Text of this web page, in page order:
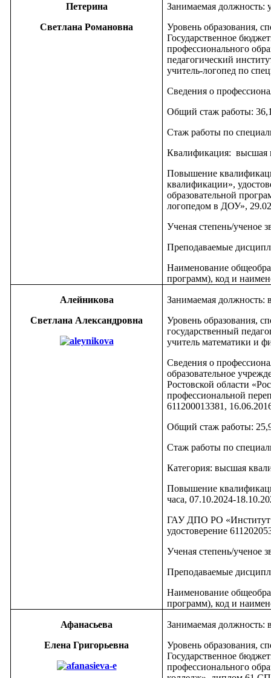
Петерина
Светлана Романовна
Занимаемая должность:
Уровень образования,
Государственное
профессионального
педагогический
учитель-логопед по
Сведения о
Общий стаж работы:
Стаж работы по
Квалификация: высшая
Повышение
квалификации»,
образовательной
логопедом в ДОУ»,
Ученая степень/ученое
Преподаваемые
Наименование
программ), код и
Алейникова
Светлана Александровна
Занимаемая должность:
Уровень образования,
государственный
учитель математики и
Сведения о
образовательное
Ростовской области
профессиональной
611200013381,
Общий стаж работы:
Стаж работы по
Категория: высшая
Повышение
часа, 07.10.2024-
ГАУ ДПО РО «Институт
удостоверение
Ученая степень/ученое
Преподаваемые
Наименование
программ), код и
Афанасьева
Елена Григорьевна
Занимаемая должность:
Уровень образования,
Государственное
профессионального